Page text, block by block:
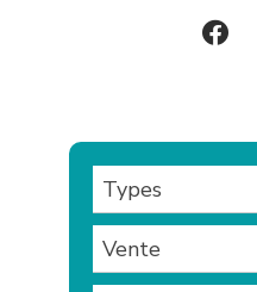
Types
Vente